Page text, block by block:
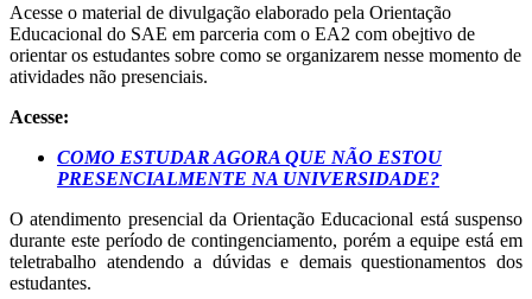
Acesse o material de divulgação elaborado pela Orientação
Educacional do SAE em parceria com o EA2 com obejtivo de
orientar os estudantes sobre como se organizarem nesse momento de
atividades não presenciais.
Acesse:
COMO ESTUDAR AGORA QUE NÃO ESTOU
PRESENCIALMENTE NA UNIVERSIDADE?
O atendimento presencial da Orientação Educacional está suspenso
durante este período de contingenciamento, porém a equipe está em
teletrabalho atendendo a dúvidas e demais questionamentos dos
estudantes.